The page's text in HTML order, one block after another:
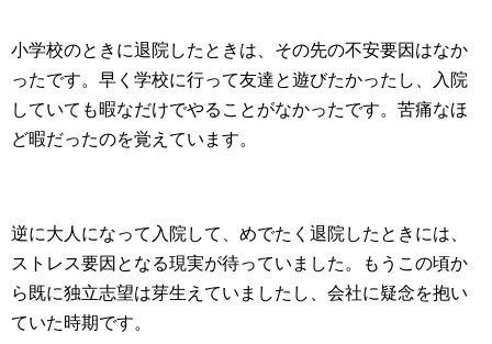
小学校のときに退院したときは、その先の不安要因はなか
ったです。早く学校に行って友達と遊びたかったし、入院
していても暇なだけでやることがなかったです。苦痛なほ
ど暇だったのを覚えています。
逆に大人になって入院して、めでたく退院したときには、
ストレス要因となる現実が待っていました。もうこの頃か
ら既に独立志望は芽生えていましたし、会社に疑念を抱い
ていた時期です。